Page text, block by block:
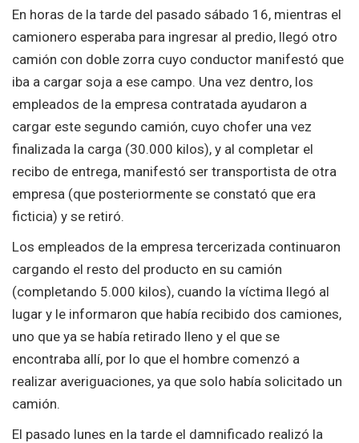
En horas de la tarde del pasado sábado 16, mientras el
camionero esperaba para ingresar al predio, llegó otro
camión con doble zorra cuyo conductor manifestó que
iba a cargar soja a ese campo. Una vez dentro, los
empleados de la empresa contratada ayudaron a
cargar este segundo camión, cuyo chofer una vez
finalizada la carga (30.000 kilos), y al completar el
recibo de entrega, manifestó ser transportista de otra
empresa (que posteriormente se constató que era
ficticia) y se retiró.
Los empleados de la empresa tercerizada continuaron
cargando el resto del producto en su camión
(completando 5.000 kilos), cuando la víctima llegó al
lugar y le informaron que había recibido dos camiones,
uno que ya se había retirado lleno y el que se
encontraba allí, por lo que el hombre comenzó a
realizar averiguaciones, ya que solo había solicitado un
camión.
El pasado lunes en la tarde el damnificado realizó la